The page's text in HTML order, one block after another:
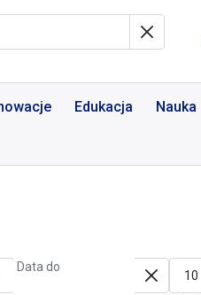
Edukacja Nauka
Data do